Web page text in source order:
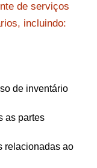
de serviços
incluindo:
de inventário
as partes
relacionadas ao